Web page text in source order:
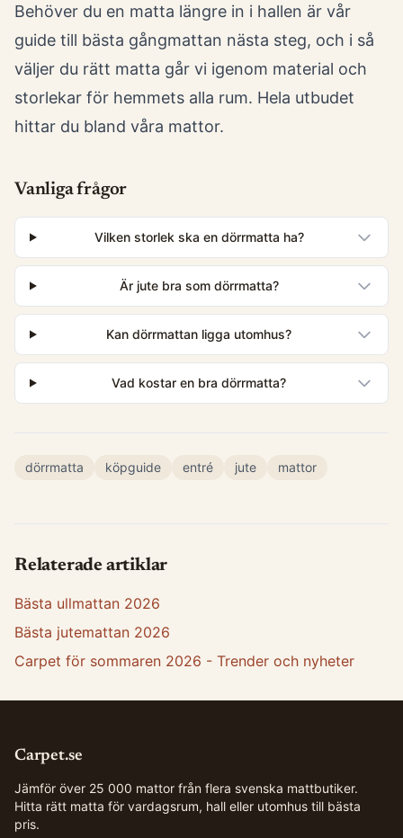
Behöver du en matta längre in i hallen är vår
guide till bästa gångmattan nästa steg, och i så
väljer du rätt matta går vi igenom material och
storlekar för hemmets alla rum. Hela utbudet
hittar du bland våra mattor.
Vanliga frågor
Vilken storlek ska en dörrmatta ha?
Är jute bra som dörrmatta?
Kan dörrmattan ligga utomhus?
Vad kostar en bra dörrmatta?
dörrmatta köpguide entré jute mattor
Relaterade artiklar
Bästa ullmattan 2026
Bästa jutemattan 2026
Carpet för sommaren 2026 - Trender och nyheter
Carpet.se
Jämför över 25 000 mattor från flera svenska mattbutiker.
Hitta rätt matta för vardagsrum, hall eller utomhus till bästa
pris.